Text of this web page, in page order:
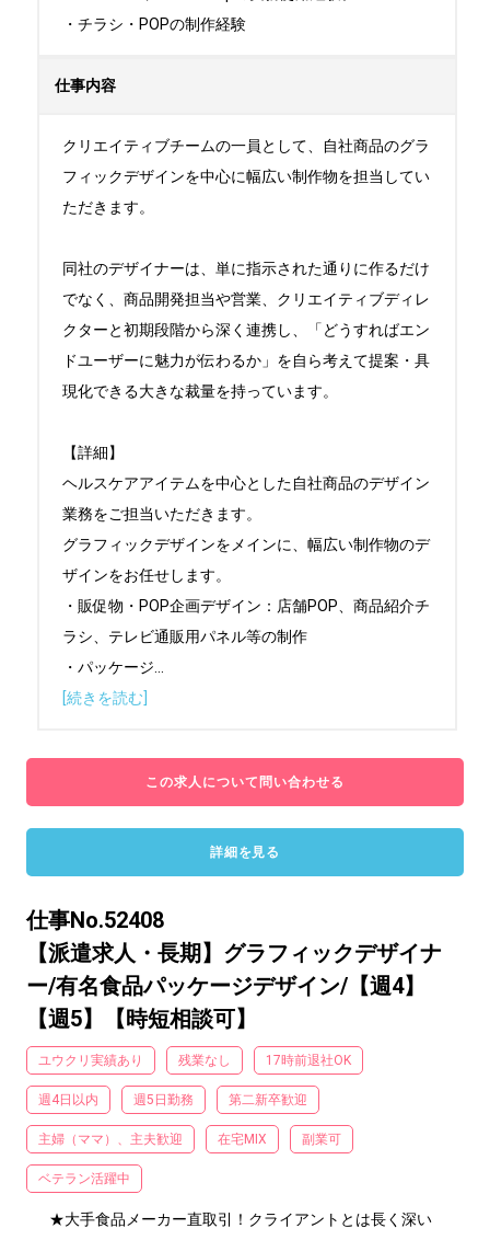
・チラシ・POPの制作経験
仕事内容
クリエイティブチームの一員として、自社商品のグラ
フィックデザインを中心に幅広い制作物を担当してい
ただきます。
同社のデザイナーは、単に指示された通りに作るだけ
でなく、商品開発担当や営業、クリエイティブディレ
クターと初期段階から深く連携し、「どうすればエン
ドユーザーに魅力が伝わるか」を自ら考えて提案・具
現化できる大きな裁量を持っています。
【詳細】
ヘルスケアアイテムを中心とした自社商品のデザイン
業務をご担当いただきます。
グラフィックデザインをメインに、幅広い制作物のデ
ザインをお任せします。
・販促物・POP企画デザイン：店舗POP、商品紹介チ
ラシ、テレビ通販用パネル等の制作
・パッケージ
[続きを読む]
この求人について問い合わせる
詳細を見る
仕事No.52408
【派遣求人・長期】グラフィックデザイナ
ー/有名食品パッケージデザイン/【週4】
【週5】【時短相談可】
ユウクリ実績あり 残業なし 17時前退社OK
週4日以内 週5日勤務 第二新卒歓迎
主婦（ママ）、主夫歓迎 在宅MIX 副業可
ベテラン活躍中
★大手食品メーカー直取引！クライアントとは長く深い